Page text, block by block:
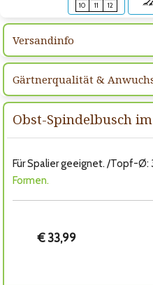
10
11 12
Versandinfo
Gärtnerqualität &
Obst-Spindelbusch
Für Spalier geeignet. /Topf-Ø:
Formen.
€ 33,99